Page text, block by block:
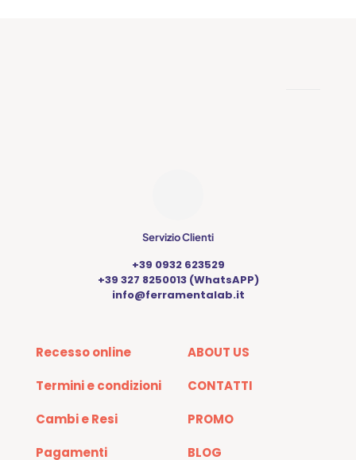
Servizio Clienti
+39 0932 623529
+39 327 8250013 (WhatsAPP)
info@ferramentalab.it
Recesso online
Termini e condizioni
Cambi e Resi
Pagamenti
ABOUT US
CONTATTI
PROMO
BLOG